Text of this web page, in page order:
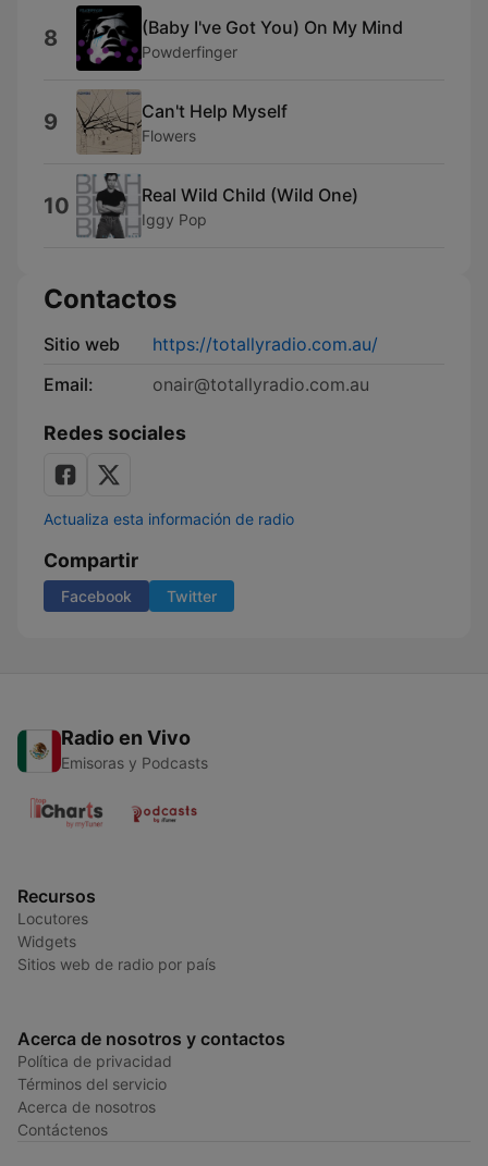
8 (Baby I've Got You) On My Mind
Powderfinger
9 Can't Help Myself
Flowers
10 Real Wild Child (Wild One)
Iggy Pop
Contactos
Sitio web
https://totallyradio.com.au/
Email:
onair@totallyradio.com.au
Redes sociales
Actualiza esta información de radio
Compartir
Facebook Twitter
Radio en Vivo
Emisoras y Podcasts
Recursos
Locutores
Widgets
Sitios web de radio por país
Acerca de nosotros y contactos
Política de privacidad
Términos del servicio
Acerca de nosotros
Contáctenos